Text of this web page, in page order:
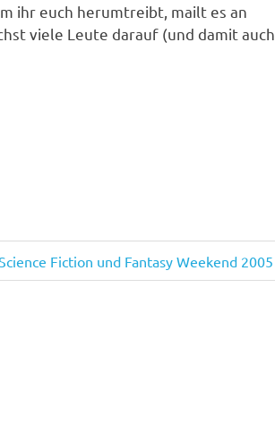
ihr euch herumtreibt, mailt es an
viele Leute darauf (und damit auch
Fiction und Fantasy Weekend 2005